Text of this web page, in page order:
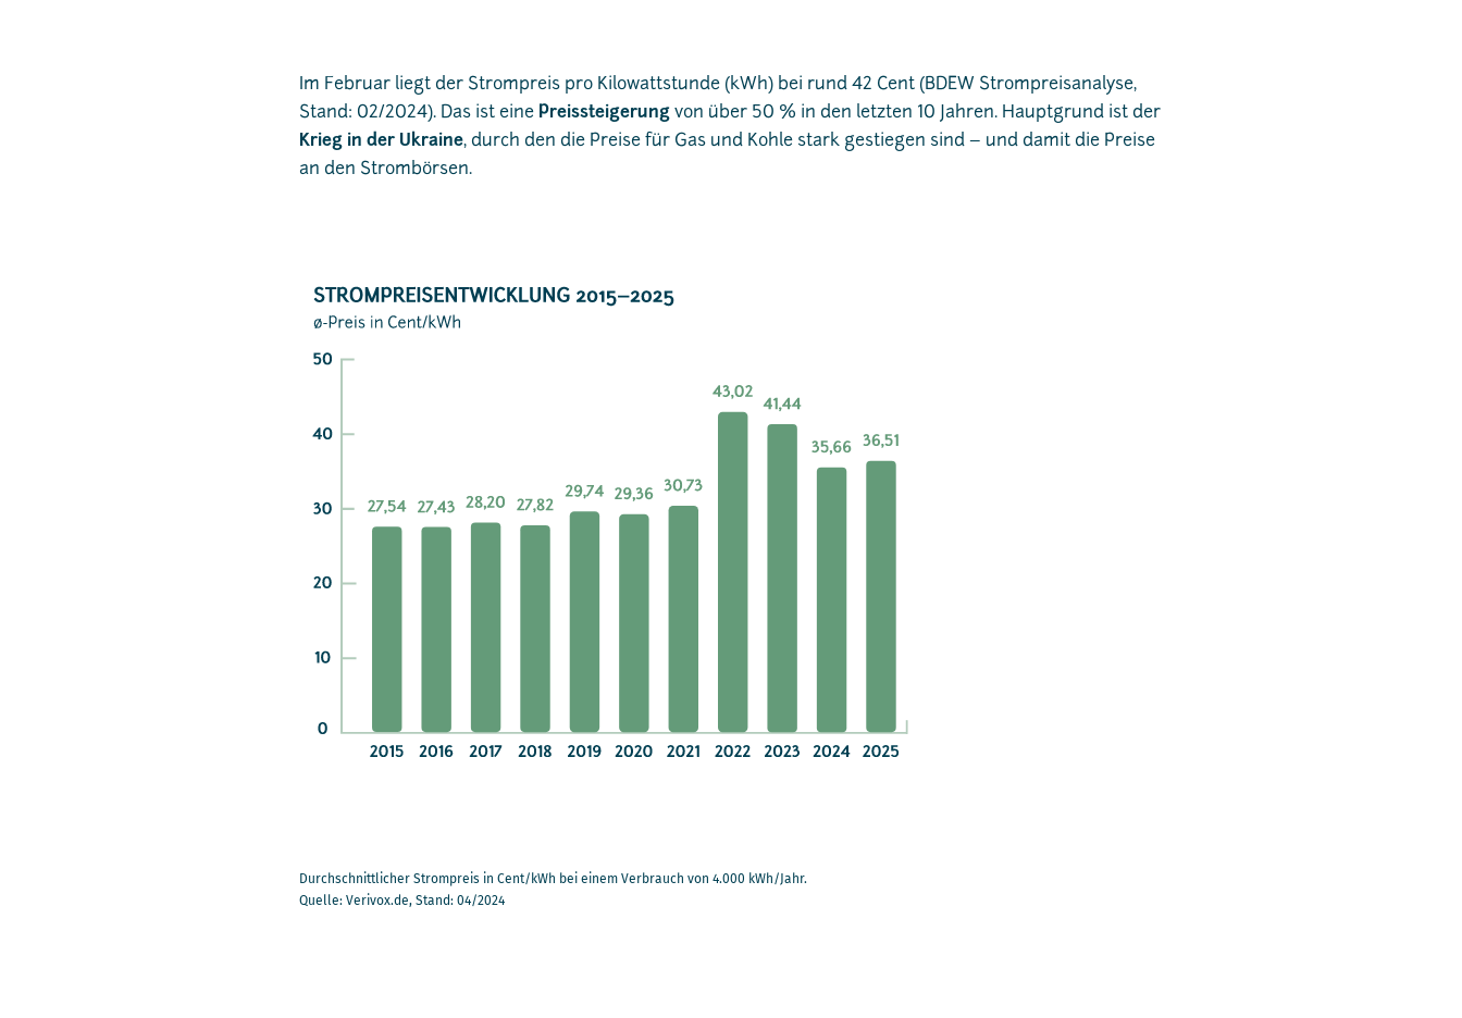
Im Februar liegt der Strompreis pro Kilowattstunde (kWh) bei rund 42 Cent (BDEW Strompreisanalyse,
Stand: 02/2024). Das ist eine Preissteigerungvon über 50 % in den letzten 10 Jahren. Hauptgrund ist der
Krieg in der Ukraine, durch den die Preise für Gas und Kohle stark gestiegen sind – und damit die Preise
an den Strombörsen.
Durchschnittlicher Strompreis in Cent/kWh bei einem Verbrauch von 4.000 kWh/Jahr.
Quelle: Verivox.de, Stand: 04/2024